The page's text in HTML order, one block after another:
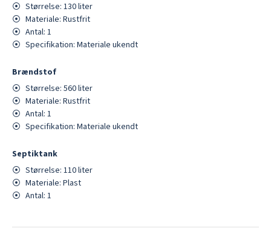
⦿ Størrelse: 130liter
⦿ Materiale: Rustfrit
⦿ Antal: 1
⦿ Specifikation: Materiale ukendt
Brændstof
⦿ Størrelse: 560liter
⦿ Materiale: Rustfrit
⦿ Antal: 1
⦿ Specifikation: Materiale ukendt
Septiktank
⦿ Størrelse: 110liter
⦿ Materiale: Plast
⦿ Antal: 1